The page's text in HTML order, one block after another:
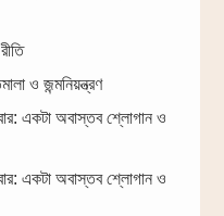
ও জন্মনিয়ন্ত্রণ
একটা অবাস্তব শ্লোগান ও
একটা অবাস্তব শ্লোগান ও